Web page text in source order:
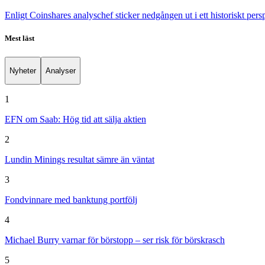
Enligt Coinshares analyschef sticker nedgången ut i ett historiskt
Mest läst
Nyheter Analyser
1
EFN om Saab: Hög tid att sälja aktien
2
Lundin Minings resultat sämre än väntat
3
Fondvinnare med banktung portfölj
4
Michael Burry varnar för börstopp – ser risk för börskrasch
5